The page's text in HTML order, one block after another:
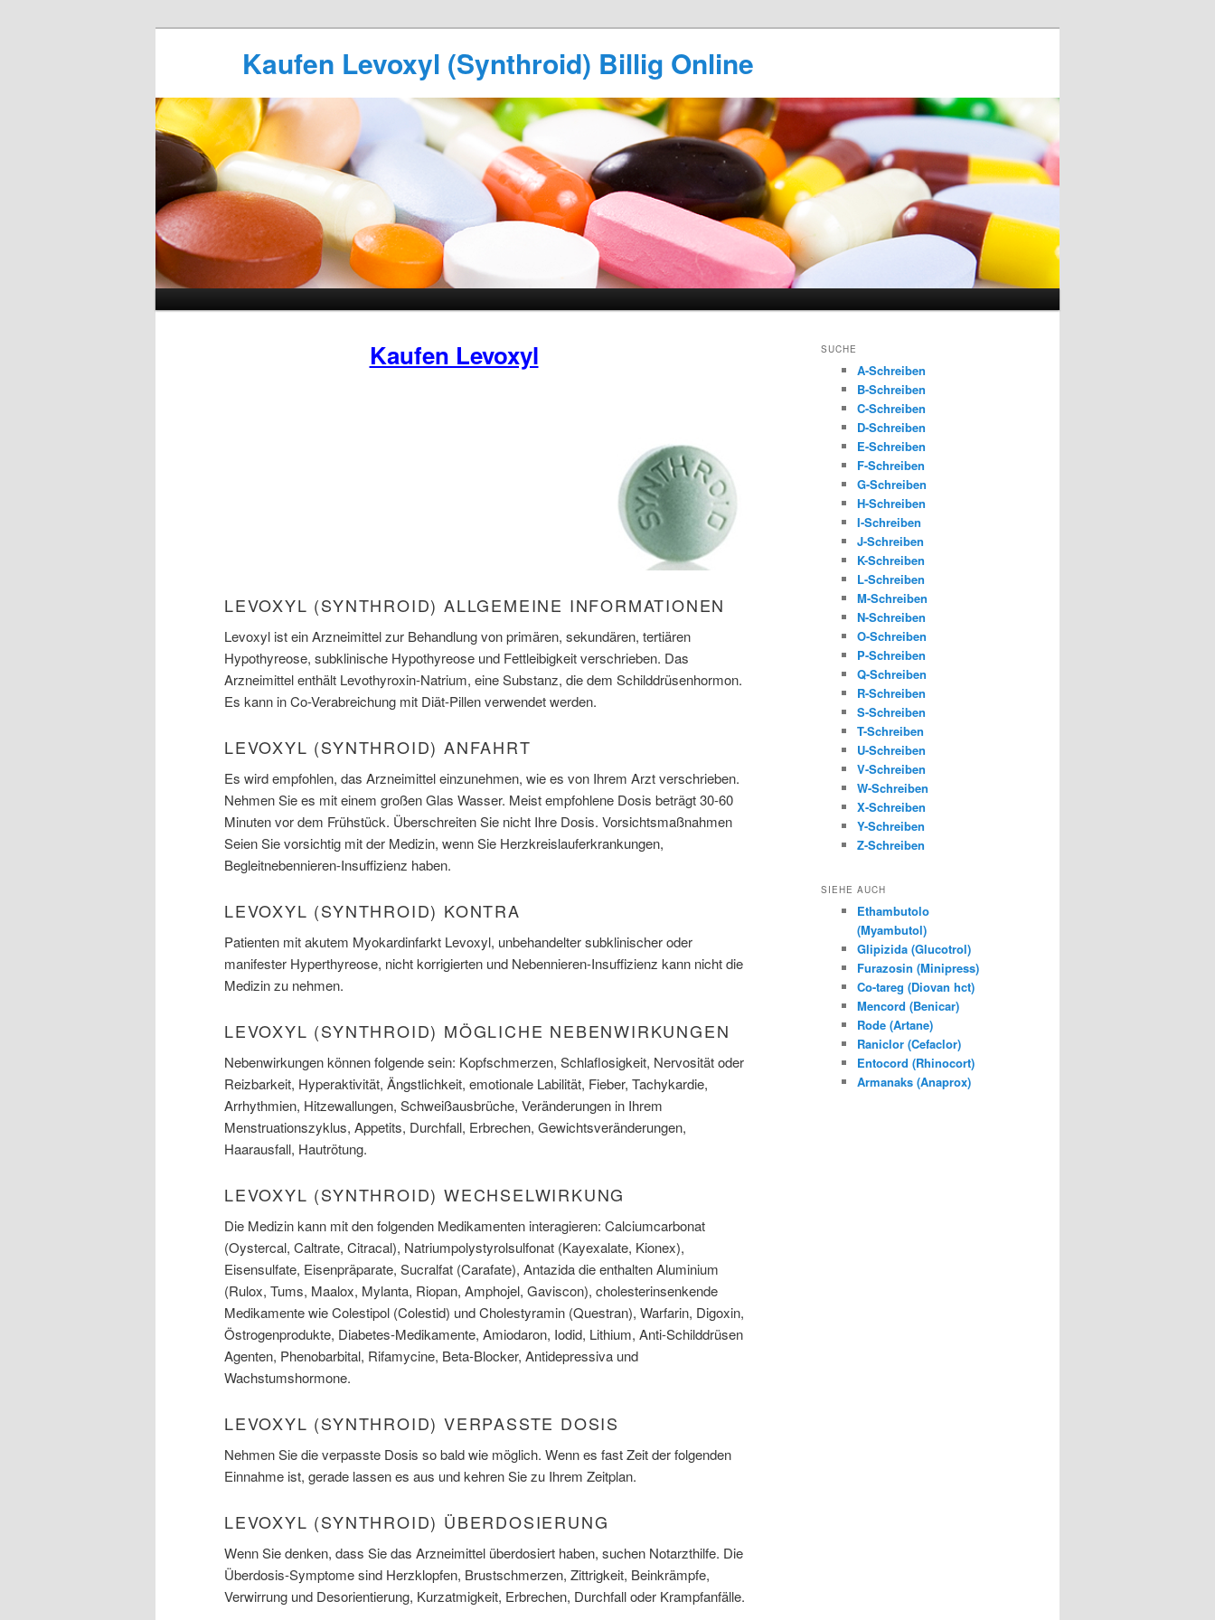
Kaufen Levoxyl (Synthroid) Billig Online
Kaufen Levoxyl
LEVOXYL (SYNTHROID) ALLGEMEINE INFORMATIONEN
Levoxyl ist ein Arzneimittel zur Behandlung von primären, sekundären, tertiären
Hypothyreose, subklinische Hypothyreose und Fettleibigkeit verschrieben. Das
Arzneimittel enthält Levothyroxin-Natrium, eine Substanz, die dem Schilddrüsenhormon.
Es kann in Co-Verabreichung mit Diät-Pillen verwendet werden.
LEVOXYL (SYNTHROID) ANFAHRT
Es wird empfohlen, das Arzneimittel einzunehmen, wie es von Ihrem Arzt verschrieben.
Nehmen Sie es mit einem großen Glas Wasser. Meist empfohlene Dosis beträgt 30-60
Minuten vor dem Frühstück. Überschreiten Sie nicht Ihre Dosis. Vorsichtsmaßnahmen
Seien Sie vorsichtig mit der Medizin, wenn Sie Herzkreislauferkrankungen,
Begleitnebennieren-Insuffizienz haben.
LEVOXYL (SYNTHROID) KONTRA
Patienten mit akutem Myokardinfarkt Levoxyl, unbehandelter subklinischer oder
manifester Hyperthyreose, nicht korrigierten und Nebennieren-Insuffizienz kann nicht die
Medizin zu nehmen.
LEVOXYL (SYNTHROID) MÖGLICHE NEBENWIRKUNGEN
Nebenwirkungen können folgende sein: Kopfschmerzen, Schlaflosigkeit, Nervosität oder
Reizbarkeit, Hyperaktivität, Ängstlichkeit, emotionale Labilität, Fieber, Tachykardie,
Arrhythmien, Hitzewallungen, Schweißausbrüche, Veränderungen in Ihrem
Menstruationszyklus, Appetits, Durchfall, Erbrechen, Gewichtsveränderungen,
Haarausfall, Hautrötung.
LEVOXYL (SYNTHROID) WECHSELWIRKUNG
Die Medizin kann mit den folgenden Medikamenten interagieren: Calciumcarbonat
(Oystercal, Caltrate, Citracal), Natriumpolystyrolsulfonat (Kayexalate, Kionex),
Eisensulfate, Eisenpräparate, Sucralfat (Carafate), Antazida die enthalten Aluminium
(Rulox, Tums, Maalox, Mylanta, Riopan, Amphojel, Gaviscon), cholesterinsenkende
Medikamente wie Colestipol (Colestid) und Cholestyramin (Questran), Warfarin, Digoxin,
Östrogenprodukte, Diabetes-Medikamente, Amiodaron, Iodid, Lithium, Anti-Schilddrüsen
Agenten, Phenobarbital, Rifamycine, Beta-Blocker, Antidepressiva und
Wachstumshormone.
LEVOXYL (SYNTHROID) VERPASSTE DOSIS
Nehmen Sie die verpasste Dosis so bald wie möglich. Wenn es fast Zeit der folgenden
Einnahme ist, gerade lassen es aus und kehren Sie zu Ihrem Zeitplan.
LEVOXYL (SYNTHROID) ÜBERDOSIERUNG
Wenn Sie denken, dass Sie das Arzneimittel überdosiert haben, suchen Notarzthilfe. Die
Überdosis-Symptome sind Herzklopfen, Brustschmerzen, Zittrigkeit, Beinkrämpfe,
Verwirrung und Desorientierung, Kurzatmigkeit, Erbrechen, Durchfall oder Krampfanfälle.
SUCHE
A-Schreiben
B-Schreiben
C-Schreiben
D-Schreiben
E-Schreiben
F-Schreiben
G-Schreiben
H-Schreiben
I-Schreiben
J-Schreiben
K-Schreiben
L-Schreiben
M-Schreiben
N-Schreiben
O-Schreiben
P-Schreiben
Q-Schreiben
R-Schreiben
S-Schreiben
T-Schreiben
U-Schreiben
V-Schreiben
W-Schreiben
X-Schreiben
Y-Schreiben
Z-Schreiben
SIEHE AUCH
Ethambutolo
(Myambutol)
Glipizida (Glucotrol)
Furazosin (Minipress)
Co-tareg (Diovan hct)
Mencord (Benicar)
Rode (Artane)
Raniclor (Cefaclor)
Entocord (Rhinocort)
Armanaks (Anaprox)